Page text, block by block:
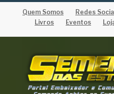
Quem Somos Redes
Livros
Eventos